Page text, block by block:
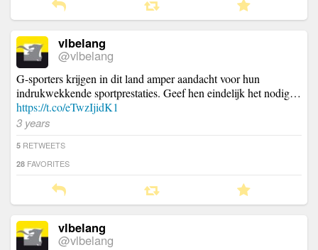
vlbelang
@vlbelang
G-sporters krijgen in dit land amper aandacht voor hun
indrukwekkende sportprestaties. Geef hen eindelijk het nodig…
https://t.co/eTwzIjidK1
3 years
5 RETWEETS
28 FAVORITES
vlbelang
@vlbelang